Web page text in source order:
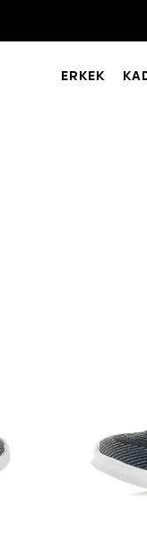
ERKEK